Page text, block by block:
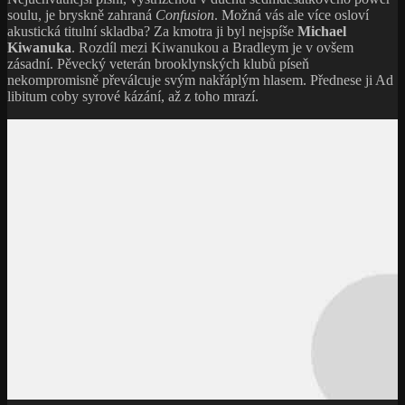
soulu, je bryskně zahraná Confusion. Možná vás ale více osloví
akustická titulní skladba? Za kmotra ji byl nejspíše Michael
Kiwanuka. Rozdíl mezi Kiwanukou a Bradleym je v ovšem
zásadní. Pěvecký veterán brooklynských klubů píseň
nekompromisně převálcuje svým nakřáplým hlasem. Přednese ji Ad
libitum coby syrové kázání, až z toho mrazí.